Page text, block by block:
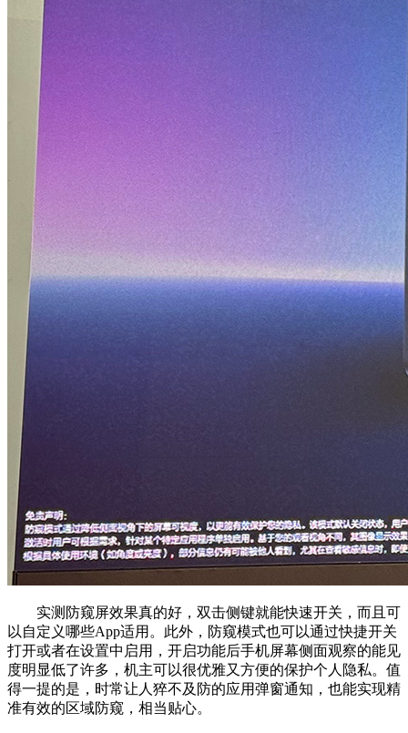
实测防窥屏效果真的好，双击侧键就能快速开关，而且可
以自定义哪些App适用。此外，防窥模式也可以通过快捷开关
打开或者在设置中启用，开启功能后手机屏幕侧面观察的能见
度明显低了许多，机主可以很优雅又方便的保护个人隐私。值
得一提的是，时常让人猝不及防的应用弹窗通知，也能实现精
准有效的区域防窥，相当贴心。